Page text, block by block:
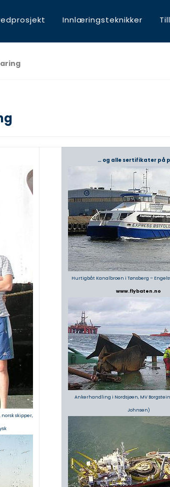
Innlæringsteknikker
skipper,
… og alle sertifikater på
Hurtigbåt Kanalbroen i Tønsberg –
www.flybaten.no
Ankerhandling i Nordsjøen, MV
Johnsen)